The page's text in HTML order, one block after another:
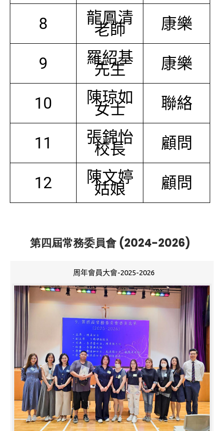
8 龍鳳清
老師 康樂
9 羅紹基
先生 康樂
10 陳琼如
女士 聯絡
11 張錦怡
校長 顧問
12 陳文婷
姑娘 顧問
第四屆常務委員會 (2024-2026)
周年會員大會-2025-2026